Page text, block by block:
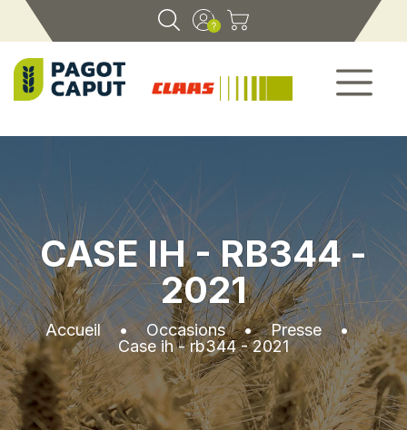
CASE IH - RB344 -
2021
Accueil• Occasions•Presse•
Case ih - rb344 - 2021